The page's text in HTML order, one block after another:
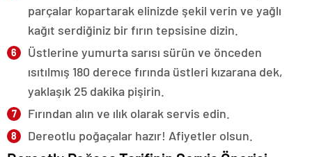
parçalar kopartarak elinizde şekil verin ve yağlı
kağıt serdiğiniz bir fırın tepsisine dizin.
Üstlerine yumurta sarısı sürün ve önceden
ısıtılmış 180 derece fırında üstleri kızarana dek,
yaklaşık 25 dakika pişirin.
Fırından alın ve ılık olarak servis edin.
Dereotlu poğaçalar hazır! Afiyetler olsun.